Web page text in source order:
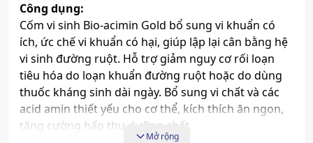
thế thuốc chữa bệnh.
Xem giấy công bố sản phẩm
Công dụng:
Cốm vi sinh Bio-acimin Gold bổ sung vi khuẩn có
ích, ức chế vi khuẩn có hại, giúp lập lại cân bằng hệ
vi sinh đường ruột. Hỗ trợ giảm nguy cơ rối loạn
tiêu hóa do loạn khuẩn đường ruột hoặc do dùng
thuốc kháng sinh dài ngày. Bổ sung vi chất và các
acid amin thiết yếu cho cơ thể, kích thích ăn ngon,
tăng cường hấp thu dưỡng chất.
Mở rộng